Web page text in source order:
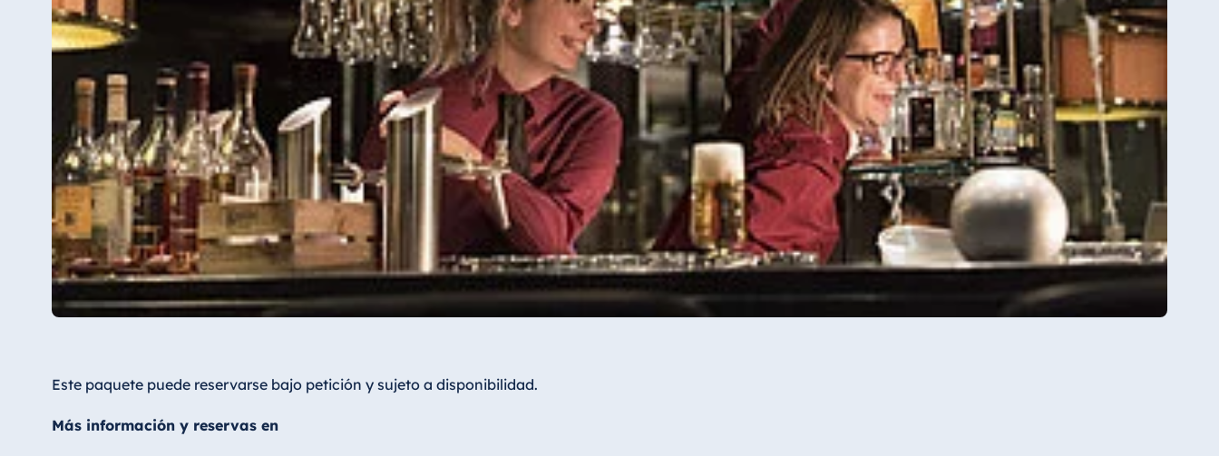
Este paquete puede reservarse bajo petición y sujeto a disponibilidad.
Más información y reservas en